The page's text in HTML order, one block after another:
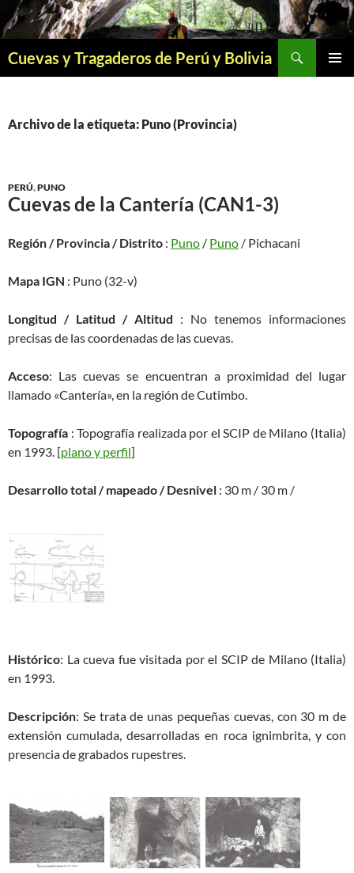
Saltar
al
Cuevas y Tragaderos de Perú y Bolivia
Archivo de la etiqueta: Puno (Provincia)
PERÚ,PUNO
Cuevas de la Cantería (CAN1-3)
Región / Provincia / Distrito : Puno / Puno / Pichacani
Mapa IGN : Puno (32-v)
Longitud / Latitud / Altitud : No tenemos informaciones
precisas de las coordenadas de las cuevas.
Acceso: Las cuevas se encuentran a proximidad del lugar
llamado «Cantería», en la región de Cutimbo.
Topografía : Topografía realizada por el SCIP de Milano (Italia)
en 1993. [plano y perfil]
Desarrollo total / mapeado / Desnivel : 30 m / 30 m /
Histórico: La cueva fue visitada por el SCIP de Milano (Italia)
en 1993.
Descripción: Se trata de unas pequeñas cuevas, con 30 m de
extensión cumulada, desarrolladas en roca ignimbrita, y con
presencia de grabados rupestres.